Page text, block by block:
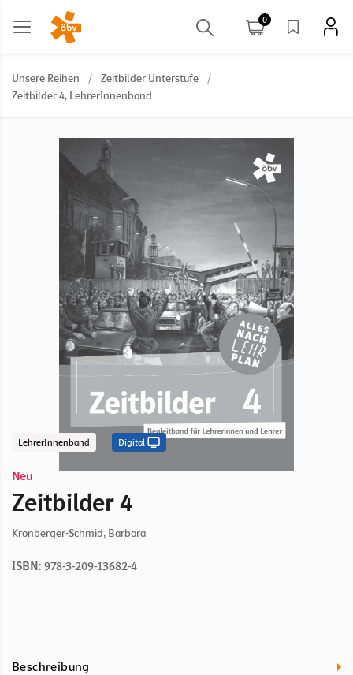
0
Unsere Reihen / Zeitbilder Unterstufe
/
Zeitbilder 4, LehrerInnenband
LehrerInnenband Digital
Neu
Zeitbilder 4
Kronberger-Schmid, Barbara
ISBN: 978-3-209-13682-4
Beschreibung